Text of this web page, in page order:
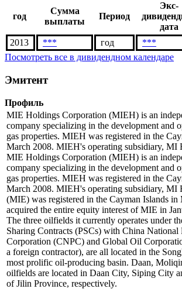
год
Сумма
выплаты
Период
Экс-
дата
2013 *** год ***
Посмотреть все в дивидендном календаре
Эмитент
Профиль
MIE Holdings Corporation (MIEH) is an
company specializing in the development and
gas properties. MIEH was registered in the
March 2008. MIEH's operating subsidiary, MI
MIE Holdings Corporation (MIEH) is an
company specializing in the development and
gas properties. MIEH was registered in the
March 2008. MIEH's operating subsidiary, MI
(MIE) was registered in the Cayman Islands
acquired the entire equity interest of MIE in
The three oilfields it currently operates under
Sharing Contracts (PSCs) with China National
Corporation (CNPC) and Global Oil
a foreign contractor), are all located in the
most prolific oil-producing basin. Daan,
oilfields are located in Daan City, Siping City
of Jilin Province, respectively.